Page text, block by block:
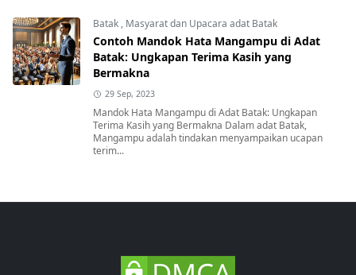
Batak , Masyarat dan Upacara adat Batak
Contoh Mandok Hata Mangampu di Adat
Batak: Ungkapan Terima Kasih yang
Bermakna
29 Sep, 2023
Mandok Hata Mangampu di Adat Batak: Ungkapan
Terima Kasih yang Bermakna Dalam adat Batak,
Mangampu adalah tindakan menyampaikan ucapan
terim...